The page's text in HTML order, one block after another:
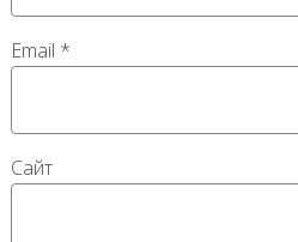
Email *
Сайт